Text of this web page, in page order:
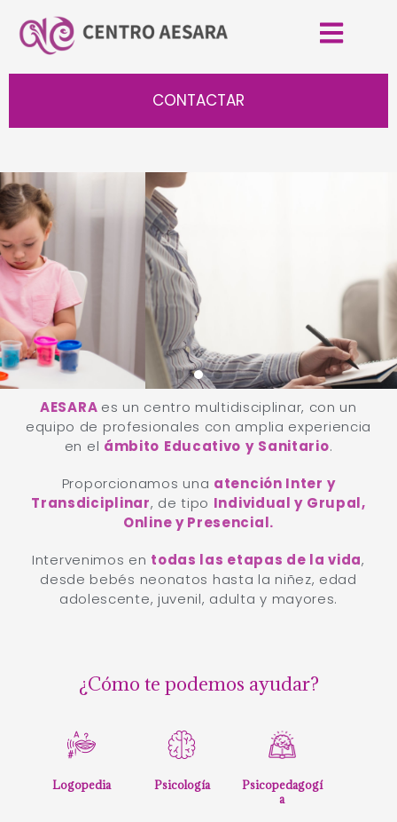
CONTACTAR
14 AÑOS CONTIGO
AESARA es un centro multidisciplinar, con un
equipo de profesionales con amplia experiencia
en el ámbito Educativo y Sanitario.
Proporcionamos una atención Inter y
Transdiciplinar, de tipo Individual y Grupal,
Online y Presencial.
Intervenimos en todas las etapas de la vida,
desde bebés neonatos hasta la niñez, edad
adolescente, juvenil, adulta y mayores.
¿Cómo te podemos ayudar?
Logopedia Psicología
Psicopedagogí
a